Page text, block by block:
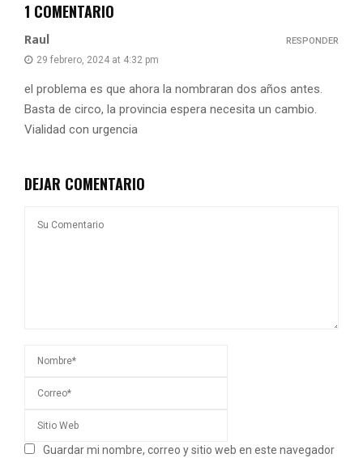
1 COMENTARIO
Raul
29 febrero, 2024 at 4:32 pm
el problema es que ahora la nombraran dos años antes.
Basta de circo, la provincia espera necesita un cambio.
Vialidad con urgencia
RESPONDER
DEJAR COMENTARIO
Guardar mi nombre, correo y sitio web en este navegador